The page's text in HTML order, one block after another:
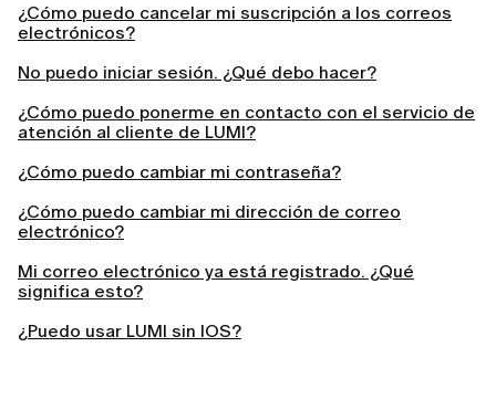
¿Cómo puedo cancelar mi suscripción a los correos
electrónicos?
No puedo iniciar sesión. ¿Qué debo hacer?
¿Cómo puedo ponerme en contacto con el servicio de
atención al cliente de LUMI?
¿Cómo puedo cambiar mi contraseña?
¿Cómo puedo cambiar mi dirección de correo
electrónico?
Mi correo electrónico ya está registrado. ¿Qué
significa esto?
¿Puedo usar LUMI sin IOS?